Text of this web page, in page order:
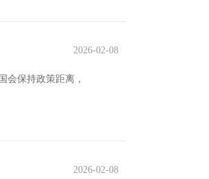
2026-02-08
会保持政策距离，
2026-02-08